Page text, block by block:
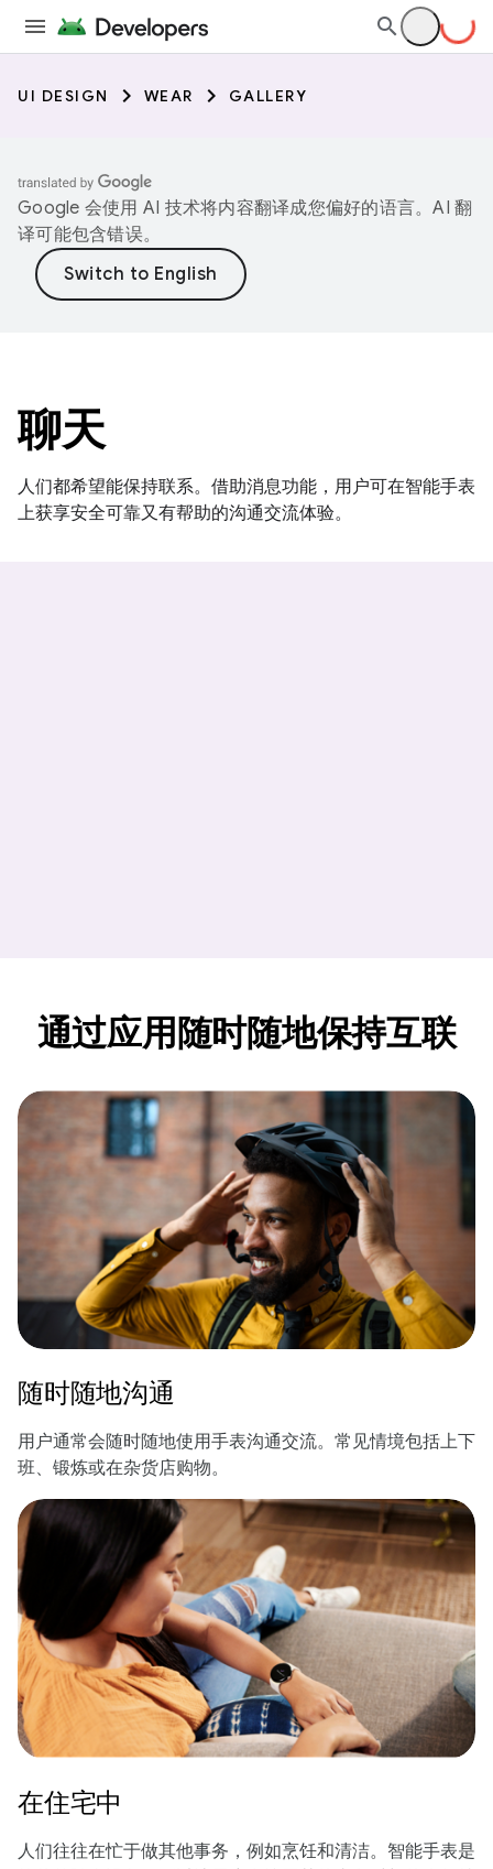
UI DESIGN WEAR GALLERY
Google 会使用 AI 技术将内容翻译成您偏好的语言。AI 翻
译可能包含错误。
聊天
人们都希望能保持联系。借助消息功能，用户可在智能手表
上获享安全可靠又有帮助的沟通交流体验。
通过应用随时随地保持互联
随时随地沟通
用户通常会随时随地使用手表沟通交流。常见情境包括上下
班、锻炼或在杂货店购物。
在住宅中
人们往往在忙于做其他事务，例如烹饪和清洁。智能手表是